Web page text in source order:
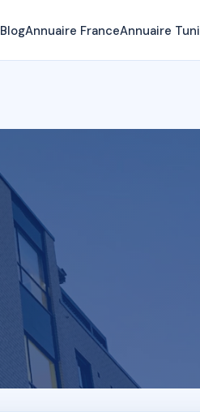
BlogAnnuaire FranceAnnuaire